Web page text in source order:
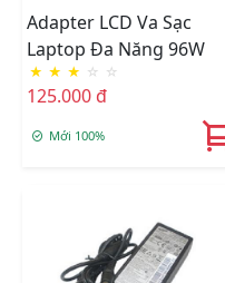
Adapter LCD Va Sạc
Laptop Đa Năng 96W
★ ★ ★ ☆ ☆
125.000 đ
Mới 100%